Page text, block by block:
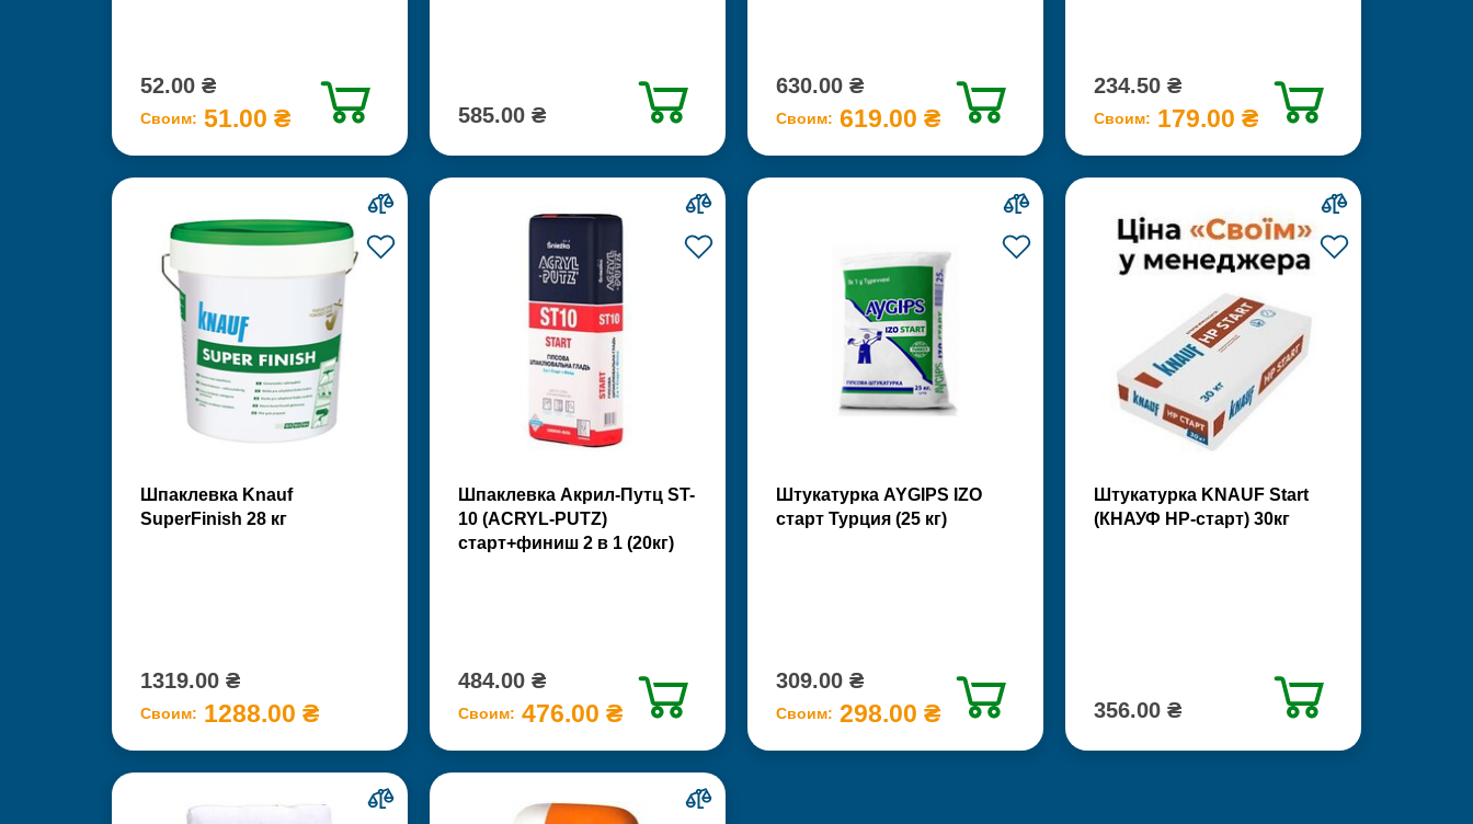
52.00 ₴
Своим: 51.00 ₴ 585.00 ₴
630.00 ₴
Своим: 619.00 ₴
234.50 ₴
Своим: 179.00 ₴
Шпаклевка Knauf
SuperFinish 28 кг
1319.00 ₴
Своим: 1288.00 ₴
Шпаклевка Акрил-Путц ST-
10 (ACRYL-PUTZ)
старт+финиш 2 в 1 (20кг)
484.00 ₴
Своим: 476.00 ₴
Штукатурка AYGIPS IZO
старт Турция (25 кг)
309.00 ₴
Своим: 298.00 ₴
Штукатурка KNAUF Start
(КНАУФ НР-старт) 30кг
356.00 ₴